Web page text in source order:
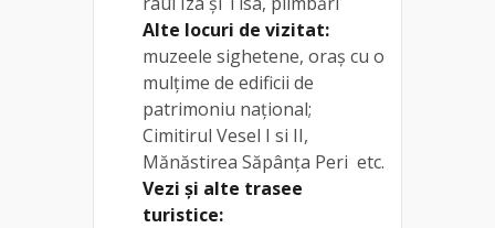
Alte locuri de vizitat:
muzeele sighetene, oraș cu o
mulțime de edificii de
patrimoniu național;
Cimitirul Vesel I si II,
Mănăstirea Săpânța Peri etc.
Vezi și alte trasee
turistice: